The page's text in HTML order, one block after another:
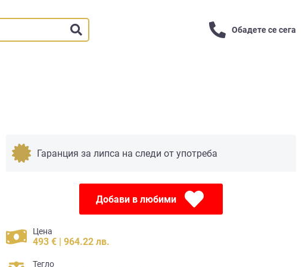
Обадете се сега
Гаранция за липса на следи от употреба
Добави в любими
Цена
493 € | 964.22 лв.
Тегло